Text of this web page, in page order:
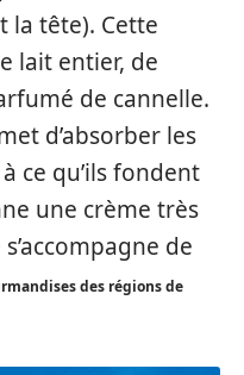
la tête). Cette
lait entier, de
de cannelle.
d’absorber les
ce qu’ils fondent
une crème très
de
des régions de